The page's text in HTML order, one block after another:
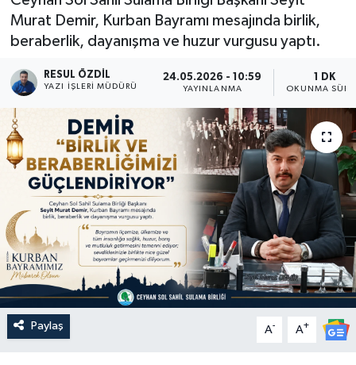
Murat Demir, Kurban Bayramı mesajında birlik,
beraberlik, dayanışma ve huzur vurgusu yaptı.
RESUL ÖZDIL
YAZI İŞLERI MÜDÜRÜ
24.05.2026 - 10:59
YAYINLANMA
1 DK
OKUNMA
Paylaş A- A+